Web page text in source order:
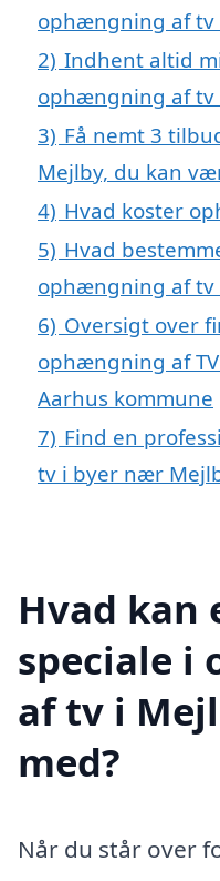
ophængning af tv
2) Indhent altid
ophængning af tv
3) Få nemt 3
Mejlby, du kan
4) Hvad koster
5) Hvad
ophængning af tv
6) Oversigt over
ophængning af
Aarhus kommune
7) Find en
tv i byer nær
Hvad kan
speciale i
af tv i
med?
Når du står over